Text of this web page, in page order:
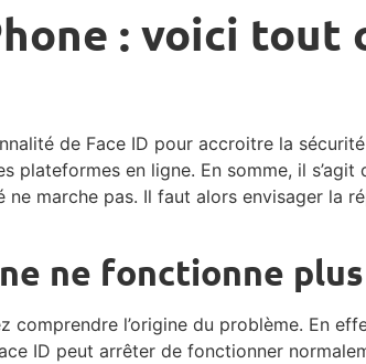
: voici tout
de Face ID pour accroitre la
en ligne. En somme, il s’agit
marche pas. Il faut alors envisager la
ne fonctionne plus
comprendre l’origine du problème. En
ID peut arrêter de fonctionner